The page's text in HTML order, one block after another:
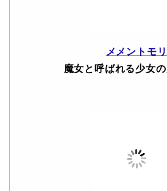
メメントモリ
魔女と呼ばれる少女